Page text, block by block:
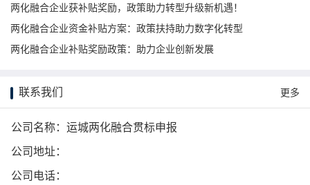
两化融合企业获补贴奖励，政策助力转型升级新机遇！
两化融合企业资金补贴方案：政策扶持助力数字化转型
两化融合企业补贴奖励政策：助力企业创新发展
联系我们 更多
公司名称：运城两化融合贯标申报
公司地址：
公司电话：